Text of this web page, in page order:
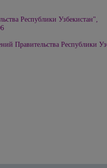
Республики Узбекистан",
Правительства Республики